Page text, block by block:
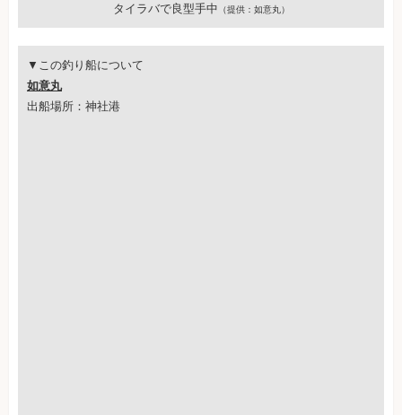
タイラバで良型手中 （提供：如意丸）
▼この釣り船について
如意丸
出船場所：神社港